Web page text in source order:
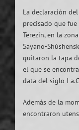
La declaración
precisado que
Terezin, en la
Sayano-
quitaron la tapa
el que se
data del siglo I
Además de la
encontraron